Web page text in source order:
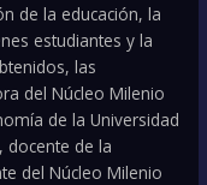
de la educación, la
estudiantes y la
las
del Núcleo Milenio
de la Universidad
docente de la
del Núcleo Milenio